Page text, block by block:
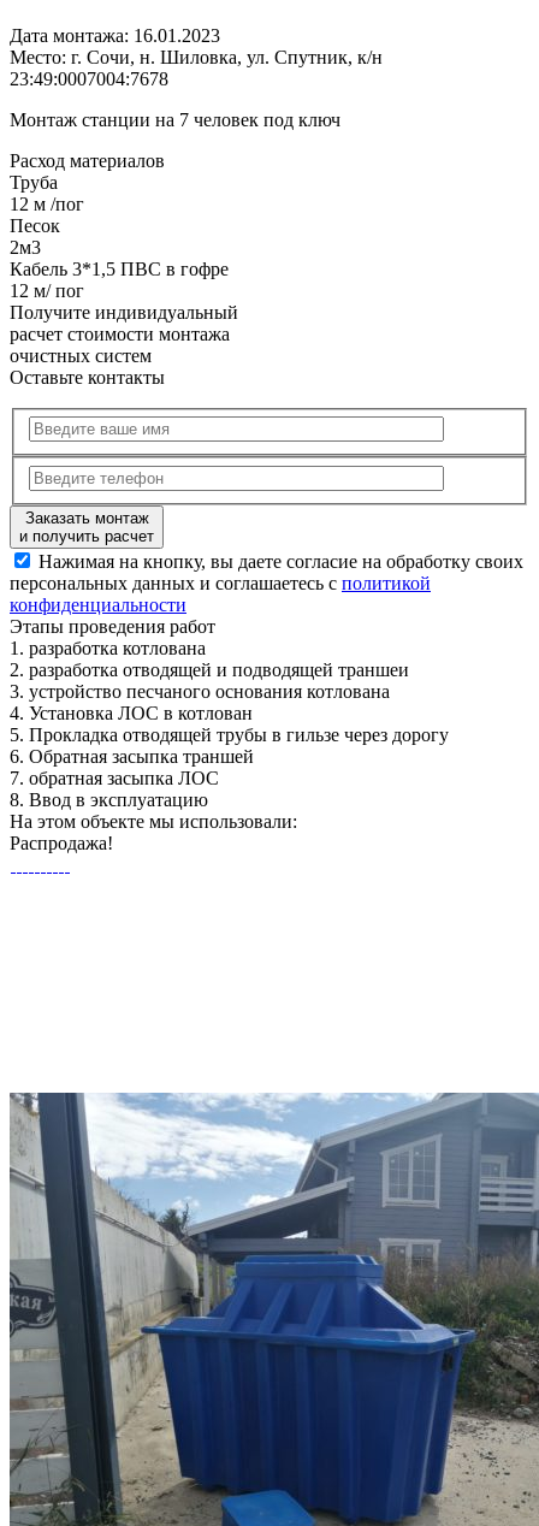
Дата монтажа: 16.01.2023
Место: г. Сочи, н. Шиловка, ул. Спутник, к/н
23:49:0007004:7678
Монтаж станции на 7 человек под ключ
Расход материалов
Труба
12 м /пог
Песок
2м3
Кабель 3*1,5 ПВС в гофре
12 м/ пог
Получите индивидуальный
расчет стоимости монтажа
очистных систем
Оставьте контакты
Заказать монтаж
и получить расчет
Нажимая на кнопку, вы даете согласие на обработку своих
персональных данных и соглашаетесь с политикой
конфиденциальности
Этапы проведения работ
1. разработка котлована
2. разработка отводящей и подводящей траншеи
3. устройство песчаного основания котлована
4. Установка ЛОС в котлован
5. Прокладка отводящей трубы в гильзе через дорогу
6. Обратная засыпка траншей
7. обратная засыпка ЛОС
8. Ввод в эксплуатацию
На этом объекте мы использовали:
Распродажа!